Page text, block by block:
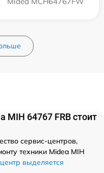
64767 FRB стоит
сервис-центров,
техники Midea MIH
выделяется